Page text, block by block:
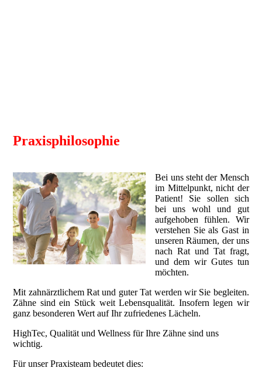
Praxisphilosophie
Bei uns steht der Mensch
im Mittelpunkt, nicht der
Patient! Sie sollen sich
bei uns wohl und gut
aufgehoben fühlen. Wir
verstehen Sie als Gast in
unseren Räumen, der uns
nach Rat und Tat fragt,
und dem wir Gutes tun
möchten.
Mit zahnärztlichem Rat und guter Tat werden wir Sie begleiten.
Zähne sind ein Stück weit Lebensqualität. Insofern legen wir
ganz besonderen Wert auf Ihr zufriedenes Lächeln.
HighTec, Qualität und Wellness für Ihre Zähne sind uns
wichtig.
Für unser Praxisteam bedeutet dies: